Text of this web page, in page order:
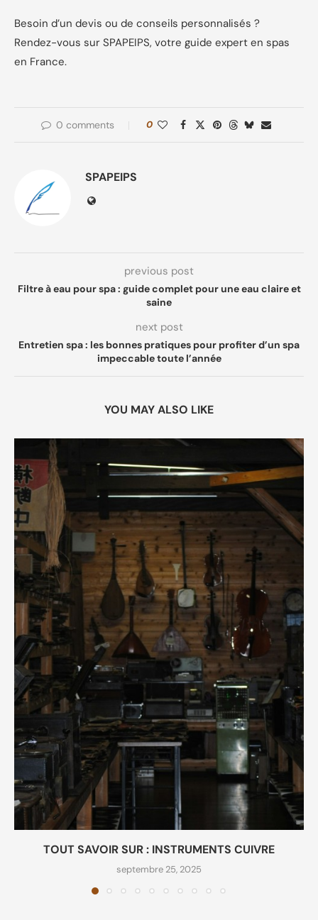
Besoin d’un devis ou de conseils personnalisés ?
Rendez-vous sur SPAPEIPS, votre guide expert en spas
en France.
0 comments 0
SPAPEIPS
previous post
Filtre à eau pour spa : guide complet pour une eau claire et
saine
next post
Entretien spa : les bonnes pratiques pour profiter d’un spa
impeccable toute l’année
YOU MAY ALSO LIKE
TOUT SAVOIR SUR : INSTRUMENTS CUIVRE
septembre 25, 2025